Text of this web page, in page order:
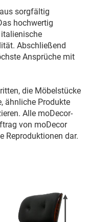
sorgfältig
hochwertig
Abschließend
Ansprüche mit
die Möbelstücke
ähnliche Produkte
Alle moDecor-
von moDecor
Reproduktionen dar.